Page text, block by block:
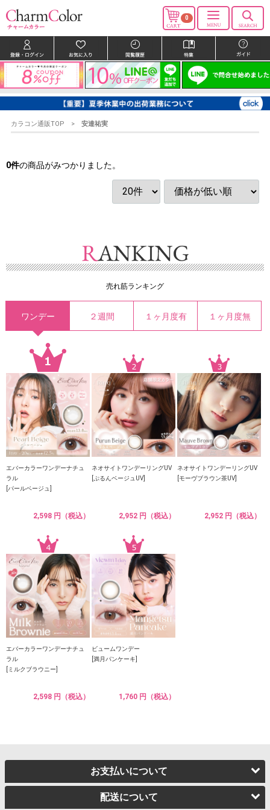
0
カラコン通販TOP 安達祐実
0件の商品がみつかりました。
売れ筋ランキング
ワンデー ２週間 １ヶ月度有 １ヶ月度無
エバーカラーワンデーナチュ
ラル
[パールベージュ]
2,598 円（税込）
ネオサイトワンデーリングUV
[ぷるんベージュUV]
2,952 円（税込）
ネオサイトワンデーリングUV
[モーヴブラウン茶UV]
2,952 円（税込）
エバーカラーワンデーナチュ
ラル
[ミルクブラウニー]
2,598 円（税込）
ビュームワンデー
[満月パンケーキ]
1,760 円（税込）
お支払いについて
配送について